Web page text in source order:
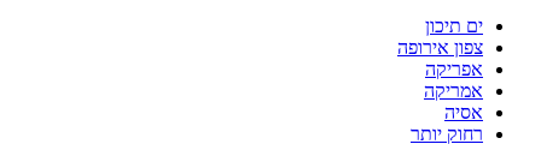
ים תיכון
צפון אירופה
אפריקה
אמריקה
אסיה
רחוק יותר